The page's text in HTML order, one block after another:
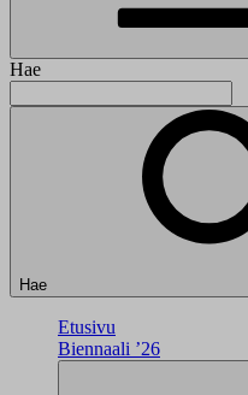
Hae
Hae
Etusivu
Biennaali ’26